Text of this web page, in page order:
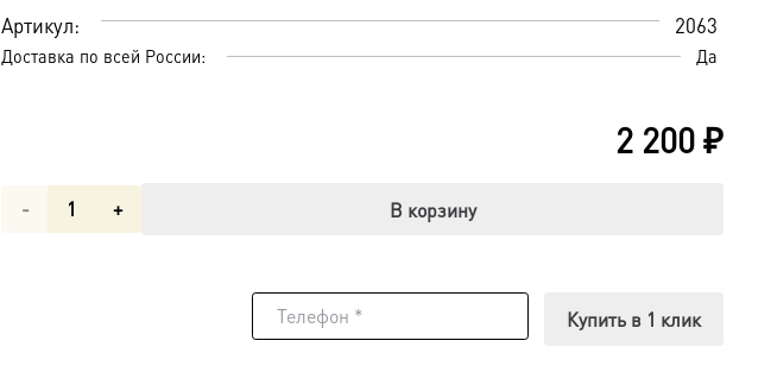
Артикул: 2063
Доставка по всей России: Да
2 200₽
Количество
В корзину
Купить в 1 клик